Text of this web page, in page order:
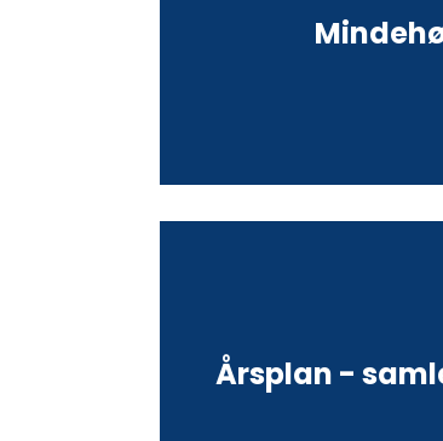
Årsplan -